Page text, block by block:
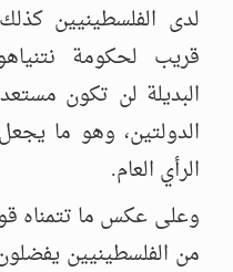
قريب لحكومة
البديلة لن تكون
الدولتين، وهو ما
الرأي العام.